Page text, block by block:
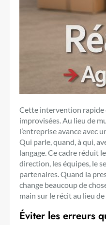
Cette intervention rapide
improvisées. Au lieu de
l’entreprise avance avec
Qui parle, quand, à qui,
langage. Ce cadre réduit
direction, les équipes, le
partenaires. Quand la
change beaucoup de
main sur le récit au lieu
Éviter les erreurs